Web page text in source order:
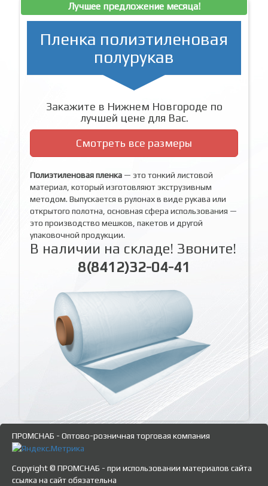
Лучшее предложение месяца!
Пленка полиэтиленовая
полурукав
Закажите в Нижнем Новгороде по
лучшей цене для Вас.
Смотреть все размеры
Полиэтиленовая пленка — это тонкий листовой
материал, который изготовляют экструзивным
методом. Выпускается в рулонах в виде рукава или
открытого полотна, основная сфера использования —
это производство мешков, пакетов и другой
упаковочной продукции.
В наличии на складе! Звоните!
8(8412)32-04-41
ПРОМСНАБ - Оптово-розничная торговая компания
Copyright © ПРОМСНАБ - при использовании материалов сайта
ссылка на сайт обязательна